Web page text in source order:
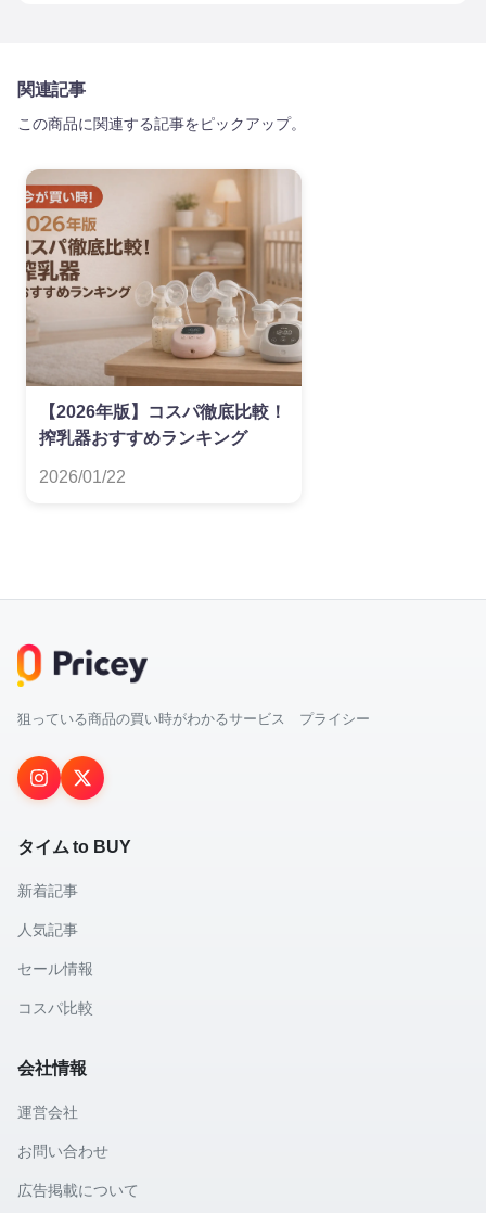
関連記事
この商品に関連する記事をピックアップ。
【2026年版】コスパ徹底比較！
搾乳器おすすめランキング
2026/01/22
狙っている商品の買い時がわかるサービス プライシー
タイム to BUY
新着記事
人気記事
セール情報
コスパ比較
会社情報
運営会社
お問い合わせ
広告掲載について